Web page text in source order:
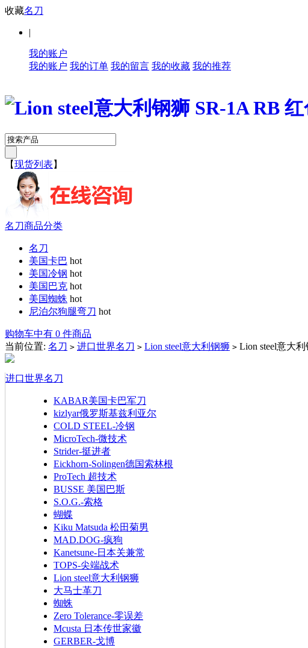
收藏名刀
|
我的账户
我的账户 我的订单 我的留言 我的收藏 我的推荐
【现货列表 】
名刀商品分类
名刀
美国卡巴 hot
美国冷钢 hot
美国巴克 hot
美国蜘蛛 hot
尼泊尔狗腿弯刀 hot
购物车中有 0 件商品
当前位置: 名刀 > 进口世界名刀 > Lion steel意大利钢狮 > Lion steel意大
进口世界名刀
KABAR美国卡巴军刀
kizlyar俄罗斯基兹利亚尔
COLD STEEL-冷钢
MicroTech-微技术
Strider-挺进者
Eickhorn-Solingen德国索林根
ProTech 超技术
BUSSE 美国巴斯
S.O.G.-索格
蝴蝶
Kiku Matsuda 松田菊男
MAD.DOG-疯狗
Kanetsune-日本关兼常
TOPS-尖端战术
Lion steel意大利钢狮
大马士革刀
蜘蛛
Zero Tolerance-零误差
Mcusta 日本传世家徽
GERBER-戈博